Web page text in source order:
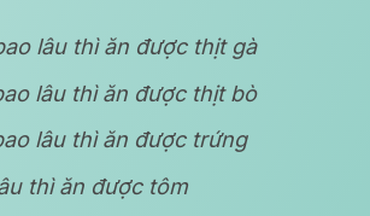
lâu thì ăn được thịt gà
lâu thì ăn được thịt bò
lâu thì ăn được trứng
thì ăn được tôm